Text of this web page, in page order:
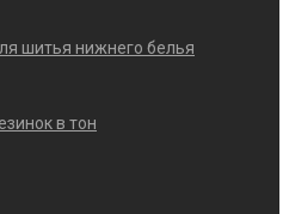
шитья нижнего белья
в тон